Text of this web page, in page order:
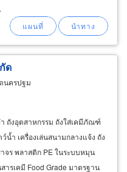
ด
นครปฐม
ถังอุตสาหกรรม ถังใส่เคมีภัณฑ์
น้ำ เครื่องเล่นสนามกลางแจ้ง ถัง
จร พลาสติก PE ในระบบหมุน
ารเคมี Food Grade มาตรฐาน